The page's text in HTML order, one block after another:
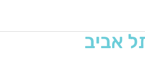
אביב